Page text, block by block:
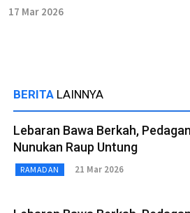
17 Mar 2026
BERITA LAINNYA
Lebaran Bawa Berkah,
Nunukan Raup Untung
RAMADAN 21 Mar 2026